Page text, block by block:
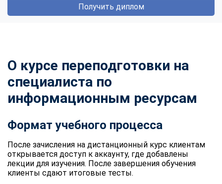
Получить диплом
О курсе переподготовки на
специалиста по
информационным ресурсам
Формат учебного процесса
После зачисления на дистанционный курс клиентам
открывается доступ к аккаунту, где добавлены
лекции для изучения. После завершения обучения
клиенты сдают итоговые тесты.